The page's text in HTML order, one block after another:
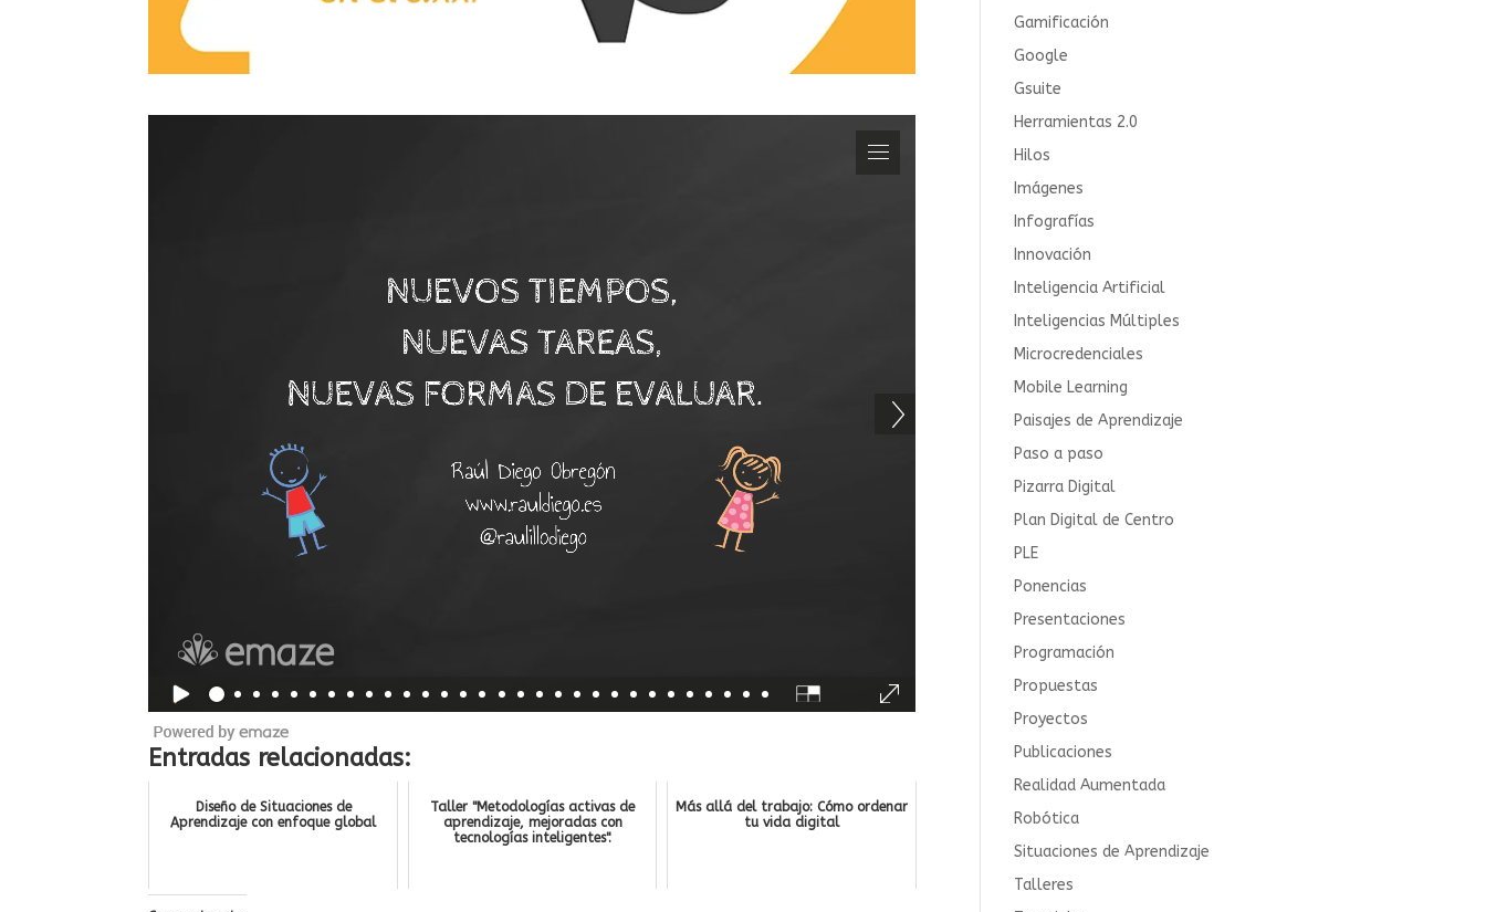
Entradas relacionadas:
Diseño de Situaciones de
Aprendizaje con enfoque global
Taller "Metodologías activas de
aprendizaje, mejoradas con
tecnologías inteligentes".
Más allá del trabajo: Cómo ordenar
tu vida digital
Gamificación
Google
Gsuite
Herramientas 2.0
Hilos
Imágenes
Infografías
Innovación
Inteligencia Artificial
Inteligencias Múltiples
Microcredenciales
Mobile Learning
Paisajes de Aprendizaje
Paso a paso
Pizarra Digital
Plan Digital de Centro
PLE
Ponencias
Presentaciones
Programación
Propuestas
Proyectos
Publicaciones
Realidad Aumentada
Robótica
Situaciones de Aprendizaje
Talleres